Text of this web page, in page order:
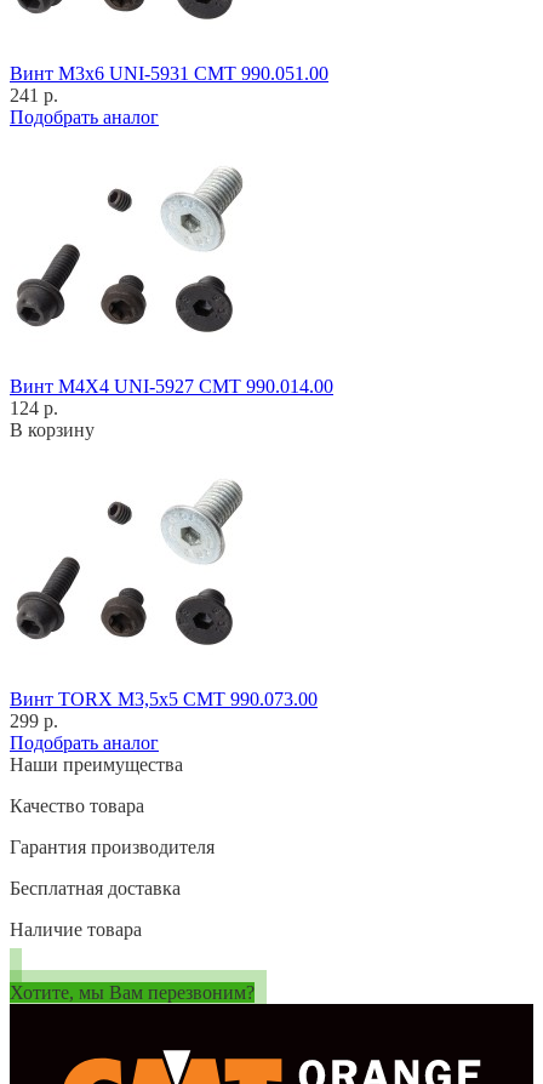
Винт M3x6 UNI-5931 CMT 990.051.00
241 р.
Подобрать аналог
Винт M4X4 UNI-5927 CMT 990.014.00
124 р.
В корзину
Винт TORX M3,5x5 CMT 990.073.00
299 р.
Подобрать аналог
Наши преимущества
Качество товара
Гарантия производителя
Бесплатная доставка
Наличие товара
Хотите, мы Вам перезвоним?